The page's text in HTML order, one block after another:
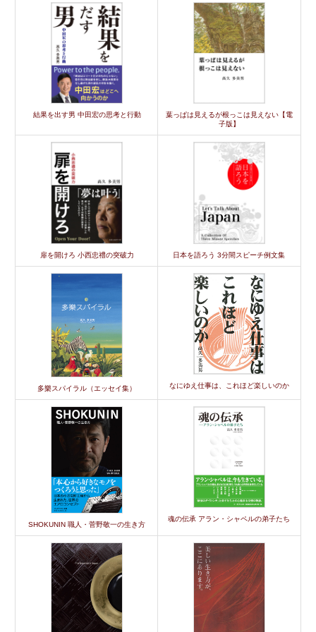
結果を出す男 中田宏の思考と行動
葉っぱは見えるが根っこは見えない【電
子版】
扉を開けろ 小西忠禮の突破力 日本を語ろう 3分間スピーチ例文集
多樂スパイラル（エッセイ集） なにゆえ仕事は、これほど楽しいのか
SHOKUNIN 職人・菅野敬一の生き方
魂の伝承 アラン・シャペルの弟子たち